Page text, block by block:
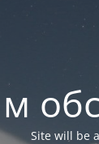
Site will be